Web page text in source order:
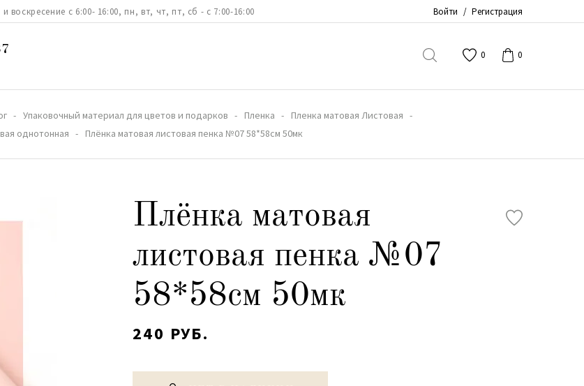
с 6:00- 16:00, пн, вт, чт, пт, сб - с 7:00-16:00 Войти / Регистрация
0 0
Упаковочный материал для цветов и подарков Пленка
Пленка матовая Листовая
однотонная
Плёнка матовая листовая пенка №07 58*58см 50мк
Плёнка матовая
листовая пенка №07
58*58см 50мк
240 РУБ.